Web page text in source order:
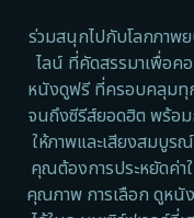
ร่วมสนุกไปกับโลกภา
ไลน์ ที่คัดสรรมาเพื่อคอ
หนังดูฟรี ที่ครอบคลุมทุ
จนถึงซีรีส์ยอดฮิต พร้อ
ให้ภาพและเสียงสมบูร
คุณต้องการประหยัดค่า
คุณภาพ การเลือก ดูหนั